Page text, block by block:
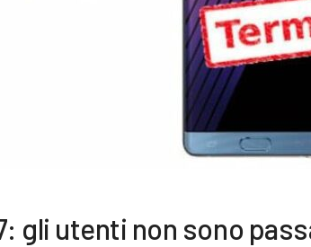
gli utenti non sono